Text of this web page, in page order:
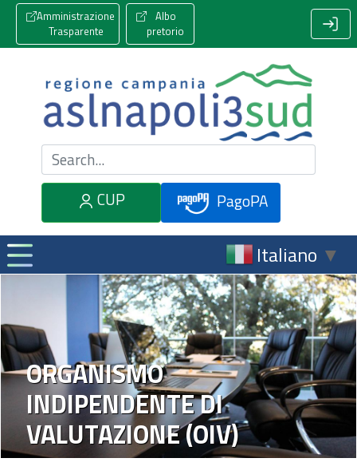
Amministrazione
Trasparente
Albo
pretorio
Cerca nel sito
CUP
PagoPA
Italiano ▼
ORGANISMO
INDIPENDENTE DI
VALUTAZIONE (OIV)